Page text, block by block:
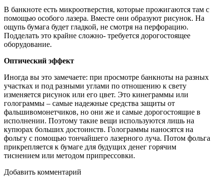
В банкноте есть микроотверстия, которые прожигаются там с
помощью особого лазера. Вместе они образуют рисунок. На
ощупь бумага будет гладкой, не смотря на перфорацию.
Подделать это крайне сложно- требуется дорогостоящее
оборудование.
Оптический эффект
Иногда вы это замечаете: при просмотре банкноты на разных
участках и под разными углами по отношению к свету
изменяется рисунок или его цвет. Это кинеграммы или
голограммы – самые надежные средства защиты от
фальшивомонетчиков, но они же и самые дорогостоящие в
исполнении. Поэтому такие вещи используются лишь на
купюрах больших достоинств. Голограммы наносятся на
фольгу с помощью тончайшего лазерного луча. Потом фольга
прикрепляется к бумаге для будущих денег горячим
тиснением или методом припрессовки.
Добавить комментарий